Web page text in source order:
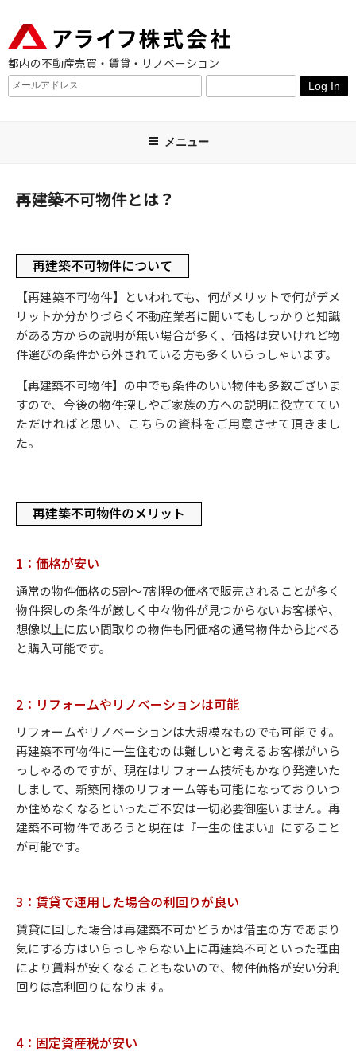
テ
ン都内の不動産売買・賃貸・リノベーション
メニュー
再建築不可物件とは？
再建築不可物件について
【再建築不可物件】といわれても、何がメリットで何がデメ
リットか分かりづらく不動産業者に聞いてもしっかりと知識
がある方からの説明が無い場合が多く、価格は安いけれど物
件選びの条件から外されている方も多くいらっしゃいます。
【再建築不可物件】の中でも条件のいい物件も多数ございま
すので、今後の物件探しやご家族の方への説明に役立ててい
ただければと思い、こちらの資料をご用意させて頂きまし
た。
再建築不可物件のメリット
1：価格が安い
通常の物件価格の5割～7割程の価格で販売されることが多く
物件探しの条件が厳しく中々物件が見つからないお客様や、
想像以上に広い間取りの物件も同価格の通常物件から比べる
と購入可能です。
2：リフォームやリノベーションは可能
リフォームやリノベーションは大規模なものでも可能です。
再建築不可物件に一生住むのは難しいと考えるお客様がいら
っしゃるのですが、現在はリフォーム技術もかなり発達いた
しまして、新築同様のリフォーム等も可能になっておりいつ
か住めなくなるといったご不安は一切必要御座いません。再
建築不可物件であろうと現在は『一生の住まい』にすること
が可能です。
3：賃貸で運用した場合の利回りが良い
賃貸に回した場合は再建築不可かどうかは借主の方であまり
気にする方はいらっしゃらない上に再建築不可といった理由
により賃料が安くなることもないので、物件価格が安い分利
回りは高利回りになります。
4：固定資産税が安い